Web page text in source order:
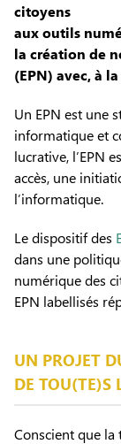
citoyens
aux outils
la création de
(EPN) avec, à
Un EPN est une
informatique et
lucrative, l’EPN
accès, une
l’informatique.
Le dispositif des
dans une
numérique des
EPN labellisés
UN PROJET
DE TOU(TE)S
Conscient que